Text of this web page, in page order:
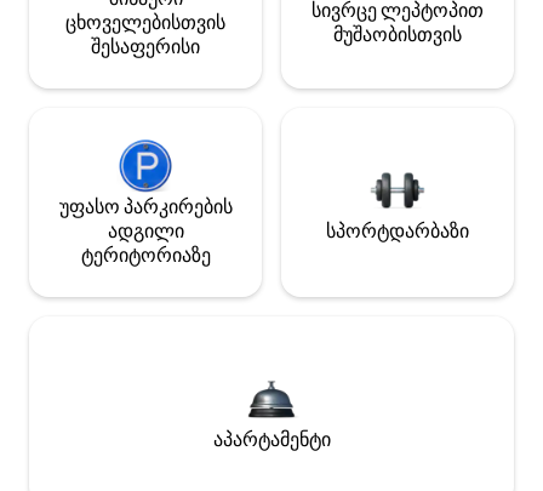
ცხოველებისთვის
შესაფერისი
სივრცე ლეპტოპით
მუშაობისთვის
უფასო პარკირების
ადგილი
ტერიტორიაზე
სპორტდარბაზი
აპარტამენტი